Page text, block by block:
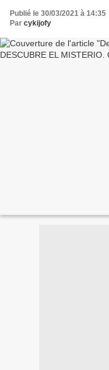
Publié le 30/03/2021 à 14:35
Par cykijofy